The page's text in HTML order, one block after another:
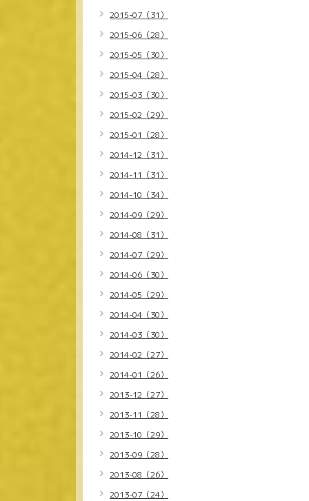
2015-07（31）
2015-06（28）
2015-05（30）
2015-04（28）
2015-03（30）
2015-02（29）
2015-01（28）
2014-12（31）
2014-11（31）
2014-10（34）
2014-09（29）
2014-08（31）
2014-07（29）
2014-06（30）
2014-05（29）
2014-04（30）
2014-03（30）
2014-02（27）
2014-01（26）
2013-12（27）
2013-11（28）
2013-10（29）
2013-09（28）
2013-08（26）
2013-07（24）